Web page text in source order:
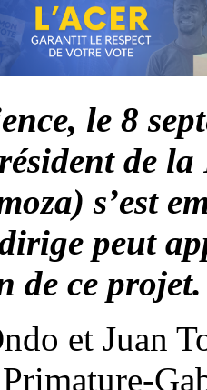
le 8
de
s’est
peut
de ce projet.
et Juan